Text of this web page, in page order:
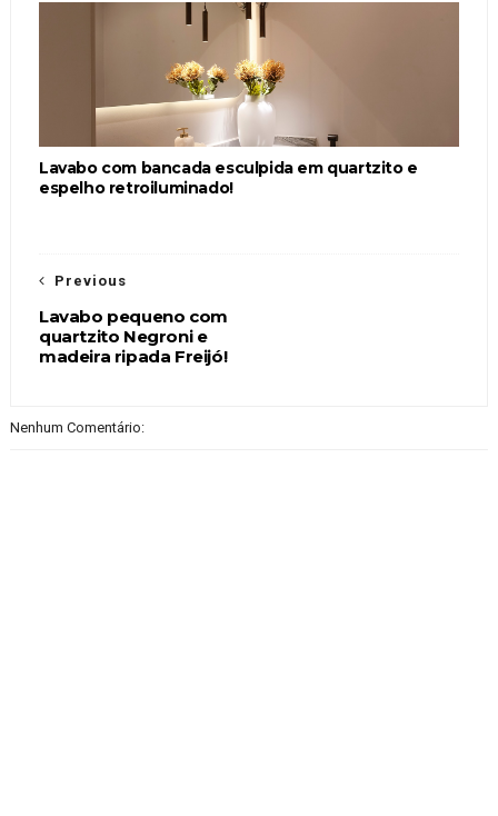
Lavabo com bancada esculpida em quartzito e
espelho retroiluminado!
Previous
Lavabo pequeno com
quartzito Negroni e
madeira ripada Freijó!
Nenhum Comentário: